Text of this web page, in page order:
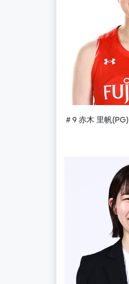
＃9 赤木 里帆(PG)